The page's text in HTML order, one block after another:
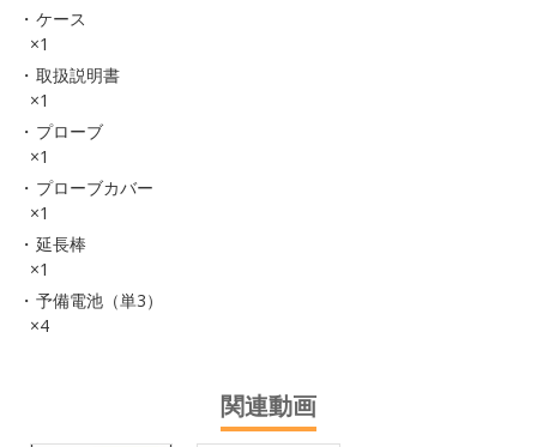
ケース
×1
取扱説明書
×1
プローブ
×1
プローブカバー
×1
延長棒
×1
予備電池（単3）
×4
関連動画